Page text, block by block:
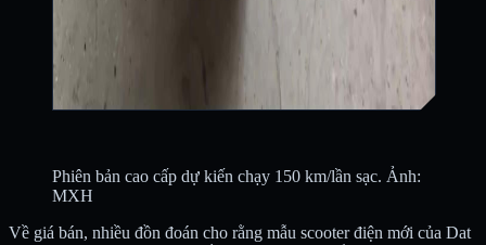
Phiên bản cao cấp dự kiến chạy 150 km/lần sạc. Ảnh:
MXH
Về giá bán, nhiều đồn đoán cho rằng mẫu scooter điện mới của Dat